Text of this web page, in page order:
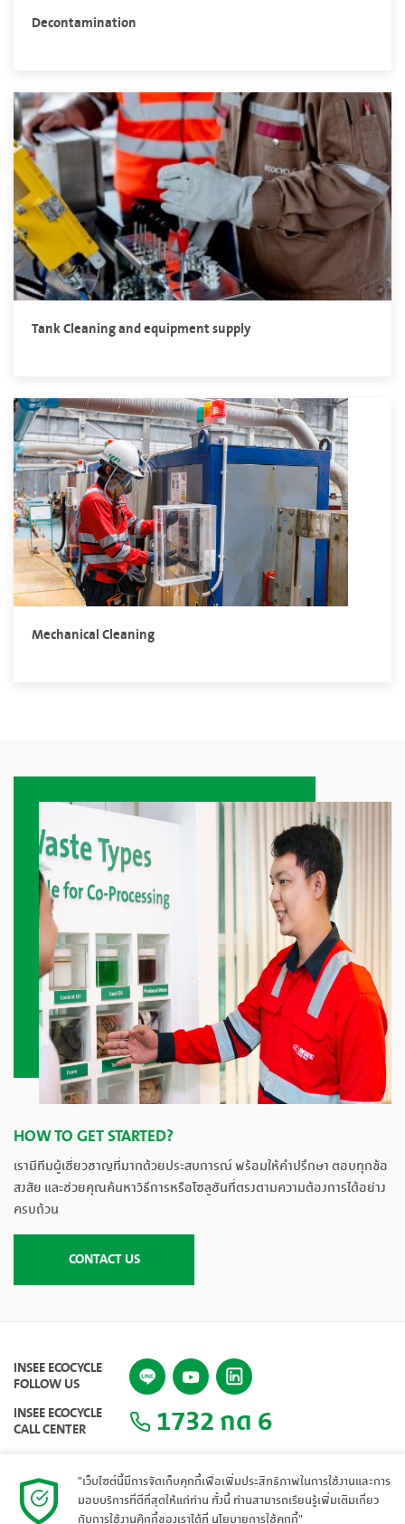
Decontamination
Tank Cleaning and equipment supply
Mechanical Cleaning
HOW TO GET STARTED?
เรามีทีมผู้เชี่ยวชาญที่มากด้วยประสบการณ์ พร้อมให้คำปรึกษา ตอบทุกข้อ
สงสัย และช่วยคุณค้นหาวิธีการหรือโซลูชันที่ตรงตามความต้องการได้อย่าง
ครบถ้วน
CONTACT US
INSEE ECOCYCLE
FOLLOW US
INSEE ECOCYCLE
CALL CENTER 1732 กด 6
"เว็บไซต์นี้มีการจัดเก็บคุกกี้เพื่อเพิ่มประสิทธิภาพในการใช้งานและการ
มอบบริการที่ดีที่สุดให้แก่ท่าน ทั้งนี้ ท่านสามารถเรียนรู้เพิ่มเติมเกี่ยว
กับการใช้งานคุ๊กกี้ของเราได้ที่ นโยบายการใช้คุกกี้"
แผนผังเว็บไซต์